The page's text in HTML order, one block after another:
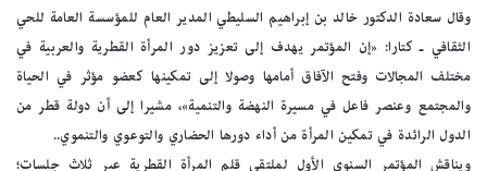
وقال سعادة الدكتور خالد بن إبراهيم السليطي المدير العام للمؤسسة العامة للحي
الثقافي ـ كتارا: «إن المؤتمر يهدف إلى تعزيز دور المرأة القطرية والعربية في
مختلف المجالات وفتح الآفاق أمامها وصولا إلى تمكينها كعضو مؤثر في الحياة
والمجتمع وعنصر فاعل في مسيرة النهضة والتنمية»، مشيرا إلى أن دولة قطر من
الدول الرائدة في تمكين المرأة من أداء دورها الحضاري والتوعوي والتنموي..
ويناقش المؤتمر السنوي الأول لملتقى قلم المرأة القطرية عبر ثلاث جلسات؛